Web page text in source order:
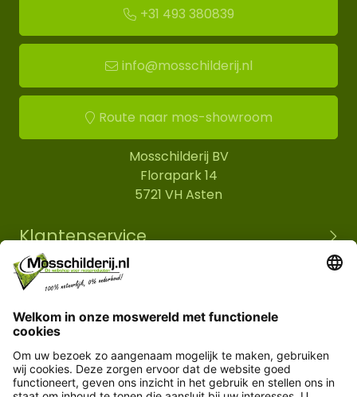
+31 493 380839
info@mosschilderij.nl
Route naar mos-showroom
Mosschilderij BV
Florapark 14
5721 VH Asten
Klantenservice
Informatie
© Copyright 2026 Mosschilderij.nl